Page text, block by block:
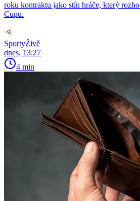
roku kontraktu jako stín hráče, který
Cupu.
SportyŽivě
dnes, 13:27
4 min